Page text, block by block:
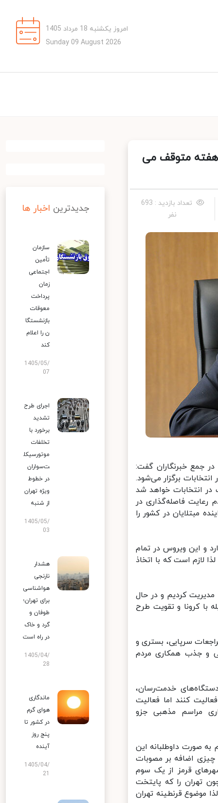
امروز یکشنبه 18 مرداد 1405
Sunday 09 August 2026
به مدت دو هفته متوقف می
تعداد بازدید : 693
نفر
جمع خبرنگاران گفت:‌
چهار انتخابات برگزار می‌شود.
انتخابات خواهد شد
رعایت فاصله‌گذاری در
مبتلایان در کشور را
و این ویروس در تمام
است. لذا لازم است که با اتخاذ
مدیریت کردیم و در حال
کرونا و تقویت طرح
سرپایی، بستری و
و جذب همکاری مردم
خدمت‌رسان،
کنند اما فعالیت
مراسم مذهبی جزو
صورت داوطلبانه این
اضافه بر مصوبات
قرمز از یک سوم
تهران را که پایتخت
قرنطینه تهران
جدیدترین اخبار ها
سازمان
تأمین
اجتماعی
زمان
پرداخت
معوقات
بازنشستگا
ن را اعلام
کند
1405/05/
07
اجرای طرح
تشدید
برخورد با
تخلفات
موتورسیکل
ت‌سواران
در خطوط
ویژه تهران
از شنبه
1405/05/
03
هشدار
نارنجی
هواشناسی
برای تهران؛
طوفان و
گرد و خاک
در راه است
1405/04/
28
ماندگاری
هوای گرم
در کشور تا
پنج روز
آینده
1405/04/